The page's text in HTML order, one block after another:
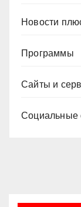
Новости
Программы
Сайты и
Социальные